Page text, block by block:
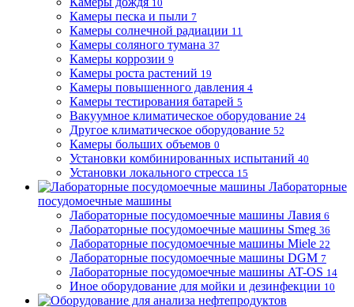
10
Камеры песка и пыли 7
Камеры солнечной радиации 11
Камеры соляного тумана 37
Камеры коррозии 9
Камеры роста растений 19
Камеры повышенного давления 4
Камеры тестирования батарей 5
Вакуумное климатическое оборудование 24
Другое климатическое оборудование 52
Камеры больших объемов 0
Установки комбинированных испытаний 40
Установки локального стресса 15
Лабораторные
посудомоечные машины
Лабораторные посудомоечные машины Лавия 6
Лабораторные посудомоечные машины Smeg 36
Лабораторные посудомоечные машины Miele 22
Лабораторные посудомоечные машины DGM 7
Лабораторные посудомоечные машины AT-OS 14
Иное оборудование для мойки и дезинфекции 10